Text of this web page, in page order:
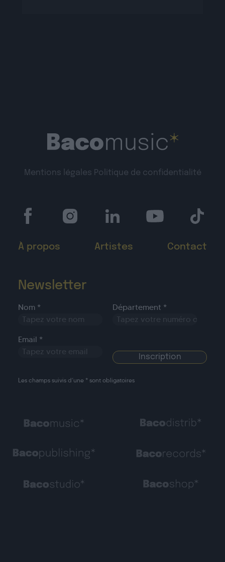
Mentions légales Politique de confidentialité
À propos Artistes Contact
Newsletter
Nom * Département *
Email *
Les champs suivis d’une * sont obligatoires